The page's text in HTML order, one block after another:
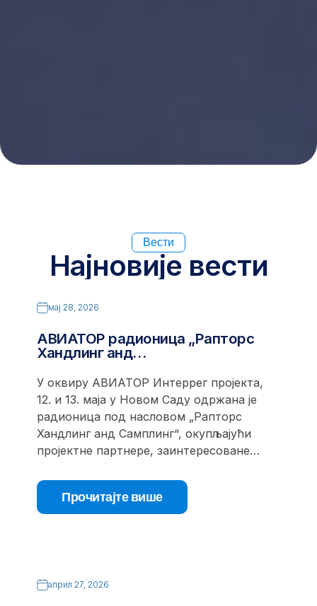
Вести
Најновије вести
мај 28, 2026
АВИАТОР радионица „Рапторс
Хандлинг анд…
У оквиру АВИАТОР Интеррег пројекта,
12. и 13. маја у Новом Саду одржана је
радионица под насловом „Рапторс
Хандлинг анд Самплинг“, окупљајући
пројектне партнере, заинтересоване…
Прочитајте више
април 27, 2026